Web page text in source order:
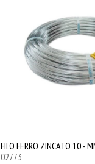
FILO FERRO ZINCATO 10 -
02773